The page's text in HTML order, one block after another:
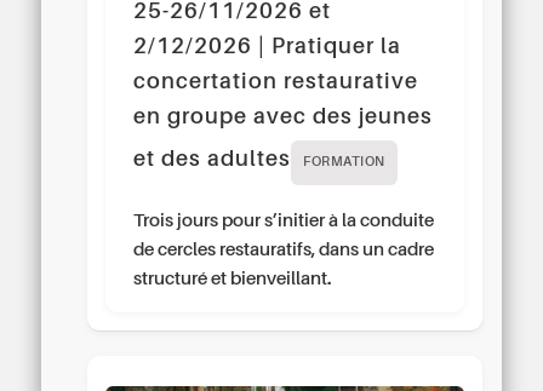
25-26/11/2026 et
2/12/2026 | Pratiquer la
concertation restaurative
en groupe avec des jeunes
et des adultes
FORMATION
Trois jours pour s’initier à la conduite
de cercles restauratifs, dans un cadre
structuré et bienveillant.